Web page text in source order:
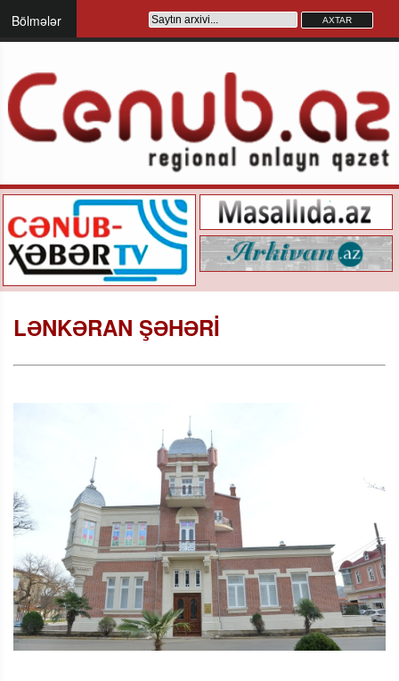
Bölmələr
LƏNKƏRAN ŞƏHƏRİ